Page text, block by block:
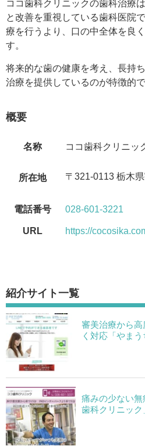
ココ歯科クリニックの歯科治療
と改善を重視している歯科医院
療を行うより、口の中全体を良
す。
将来的な歯の健康を考え、長持
治療を提供しているのが特徴的で
概要
名称 ココ歯科クリニッ
所在地 〒321-0113 栃木
電話番号 028-601-3221
URL https://
紹介サイト一覧
審美治療から
く対応「やま
痛みの少ない無
歯科クリニック